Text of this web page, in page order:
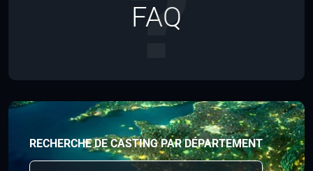
FAQ
RECHERCHE DE CASTING PAR DÉPARTEMENT